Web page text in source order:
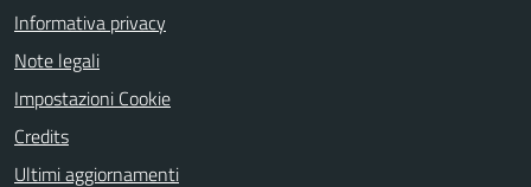
Informativa privacy
Note legali
Impostazioni Cookie
Credits
Ultimi aggiornamenti